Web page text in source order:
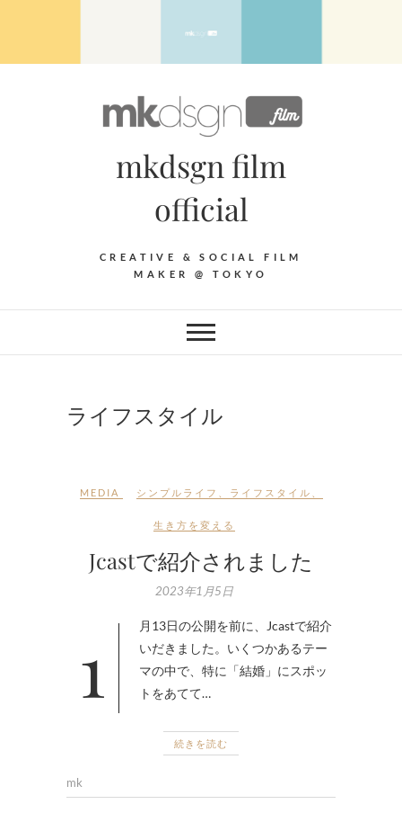
mkdsgn film
official
CREATIVE & SOCIAL FILM
MAKER @ TOKYO
ライフスタイル
MEDIA シンプルライフ ライフスタイル
生き方を変える
Jcastで紹介されました
2023年1月5日
1月13日の公開を前に、Jcastで紹介
いだきました。いくつかあるテー
マの中で、特に「結婚」にスポッ
トをあてて…
続きを読む
mk